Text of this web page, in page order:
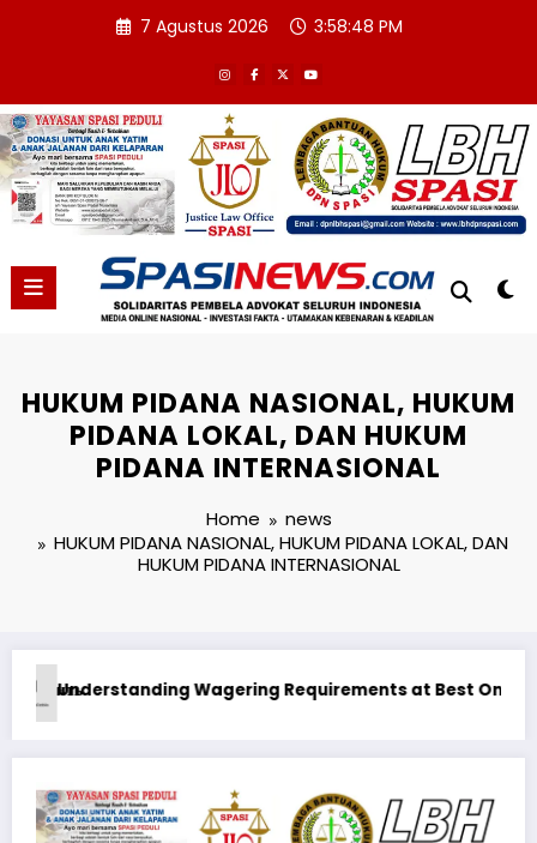
7 Agustus 2026 3:58:49 PM
HUKUM PIDANA NASIONAL, HUKUM
PIDANA LOKAL, DAN HUKUM
PIDANA INTERNASIONAL
Home
news
HUKUM PIDANA NASIONAL, HUKUM PIDANA LOKAL, DAN
HUKUM PIDANA INTERNASIONAL
Casino in Canada Real Money
1xbet Бонусные Предложения: Максимизация Вашего